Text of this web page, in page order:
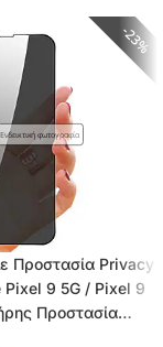
Ενδεικτική φωτογραφία
23%
Προστασία Privacy
Pixel 9 5G / Pixel 9
Προστασία